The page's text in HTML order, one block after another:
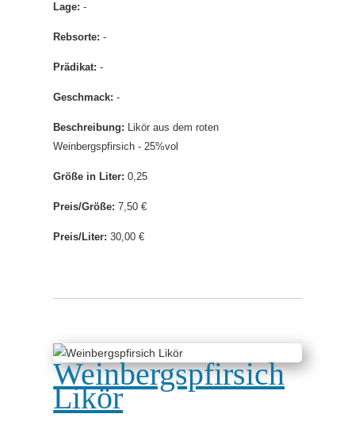
Lage: -
Rebsorte: -
Prädikat: -
Geschmack: -
Beschreibung: Likör aus dem roten
Weinbergspfirsich - 25%vol
Größe in Liter: 0,25
Preis/Größe: 7,50 €
Preis/Liter: 30,00 €
Weinbergspfirsich
Likör